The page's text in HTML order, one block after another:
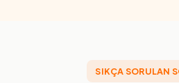
SIKÇA SORULAN